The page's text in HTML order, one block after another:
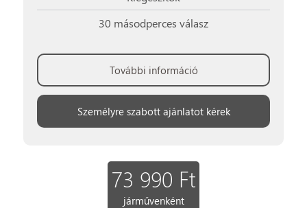
30 másodperces válasz
További információ
Személyre szabott ajánlatot kérek
73 990 Ft
járművenként